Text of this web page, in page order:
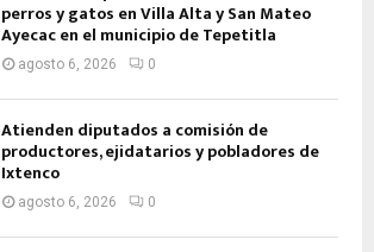
perros y gatos en Villa Alta y San Mateo
Ayecac en el municipio de Tepetitla
agosto 6, 2026 0
Atienden diputados a comisión de
productores, ejidatarios y pobladores de
Ixtenco
agosto 6, 2026 0